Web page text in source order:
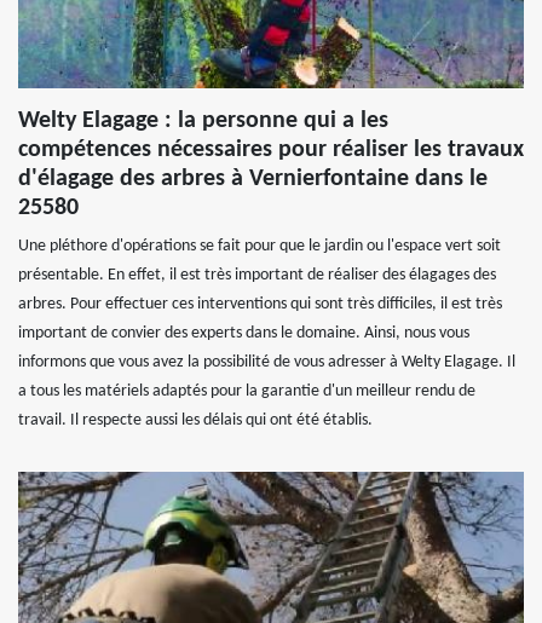
Welty Elagage : la personne qui a les
compétences nécessaires pour réaliser les travaux
d'élagage des arbres à Vernierfontaine dans le
25580
Une pléthore d'opérations se fait pour que le jardin ou l'espace vert soit
présentable. En effet, il est très important de réaliser des élagages des
arbres. Pour effectuer ces interventions qui sont très difficiles, il est très
important de convier des experts dans le domaine. Ainsi, nous vous
informons que vous avez la possibilité de vous adresser à Welty Elagage. Il
a tous les matériels adaptés pour la garantie d'un meilleur rendu de
travail. Il respecte aussi les délais qui ont été établis.